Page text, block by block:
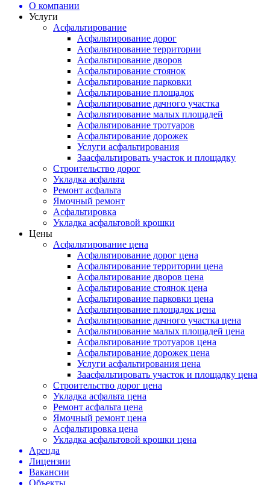
О компании
Услуги
Асфальтирование
Асфальтирование дорог
Асфальтирование территории
Асфальтирование дворов
Асфальтирование стоянок
Асфальтирование парковки
Асфальтирование площадок
Асфальтирование дачного участка
Асфальтирование малых площадей
Асфальтирование тротуаров
Асфальтирование дорожек
Услуги асфальтирования
Заасфальтировать участок и площадку
Строительство дорог
Укладка асфальта
Ремонт асфальта
Ямочный ремонт
Асфальтировка
Укладка асфальтовой крошки
Цены
Асфальтирование цена
Асфальтирование дорог цена
Асфальтирование территории цена
Асфальтирование дворов цена
Асфальтирование стоянок цена
Асфальтирование парковки цена
Асфальтирование площадок цена
Асфальтирование дачного участка цена
Асфальтирование малых площадей цена
Асфальтирование тротуаров цена
Асфальтирование дорожек цена
Услуги асфальтирования цена
Заасфальтировать участок и площадку цена
Строительство дорог цена
Укладка асфальта цена
Ремонт асфальта цена
Ямочный ремонт цена
Асфальтировка цена
Укладка асфальтовой крошки цена
Аренда
Лицензии
Вакансии
Объекты